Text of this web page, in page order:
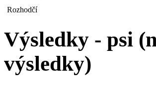
Rozhodčí
Výsledky - psi
výsledky)